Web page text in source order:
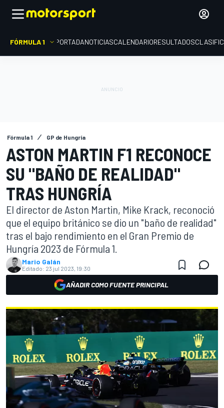
FÓRMULA 1 PORTADANOTICIASCALENDARIORESULTADOS
Fórmula 1 GP de Hungría
ASTON MARTIN F1 RECONOCE
SU "BAÑO DE REALIDAD"
TRAS HUNGRÍA
El director de Aston Martin, Mike Krack, reconoció
que el equipo británico se dio un "baño de realidad"
tras el bajo rendimiento en el Gran Premio de
Hungría 2023 de Fórmula 1.
Mario Galán
Editado: 23 jul 2023, 19:30
AÑADIR COMO FUENTE PRINCIPAL